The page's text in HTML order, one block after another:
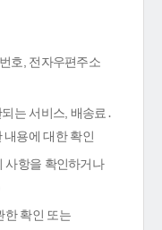
호, 전자우편주소
는 서비스, 배송료․
내용에 대한 확인
사항을 확인하거나
한 확인 또는